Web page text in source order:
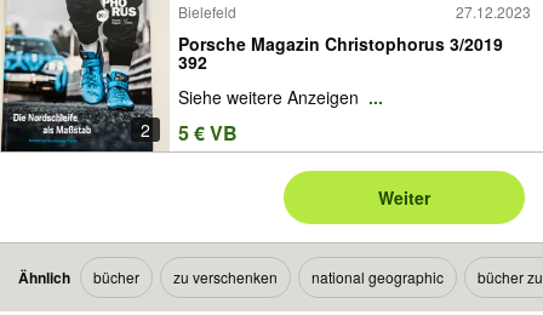
2
Bielefeld 27.12.2023
Porsche Magazin Christophorus 3/2019
392
Siehe weitere Anzeigen ...
5 € VB
Weiter
Ähnlich bücher zu verschenken national geographic bücher